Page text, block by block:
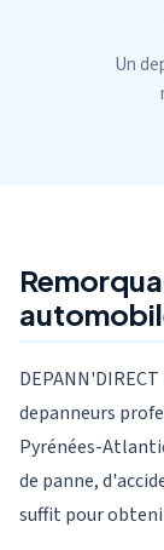
Un
depanneurs
Pyrénées-
de panne,
suffit pour